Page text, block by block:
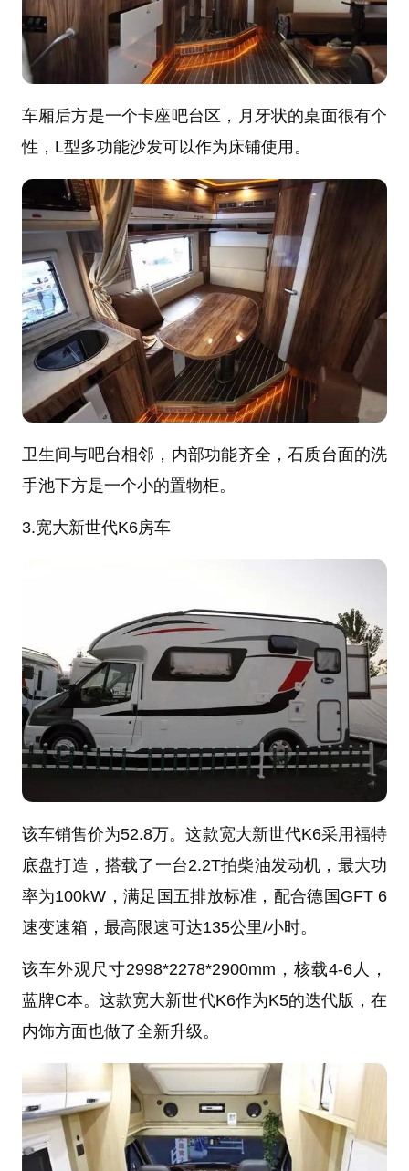
车厢后方是一个卡座吧台区，月牙状的桌面很有个
性，L型多功能沙发可以作为床铺使用。
卫生间与吧台相邻，内部功能齐全，石质台面的洗
手池下方是一个小的置物柜。
3.宽大新世代K6房车
该车销售价为52.8万。这款宽大新世代K6采用福特
底盘打造，搭载了一台2.2T拍柴油发动机，最大功
率为100kW，满足国五排放标准，配合德国GFT 6
速变速箱，最高限速可达135公里/小时。
该车外观尺寸2998*2278*2900mm，核载4-6人，
蓝牌C本。这款宽大新世代K6作为K5的迭代版，在
内饰方面也做了全新升级。